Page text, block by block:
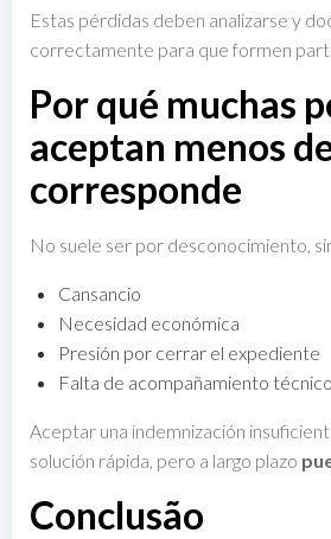
Estas pérdidas deben analizarse y
correctamente para que formen
Por qué muchas
aceptan menos
corresponde
No suele ser por desconocimiento,
Cansancio
Necesidad económica
Presión por cerrar el expediente
Falta de acompañamiento técnico
Aceptar una indemnización
solución rápida, pero a largo plazo
Conclusão